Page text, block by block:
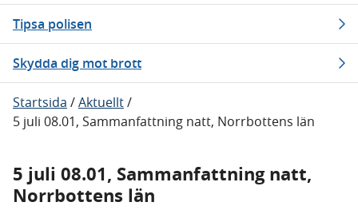
Tipsa polisen
Skydda dig mot brott
Startsida /Aktuellt/
5 juli 08.01, Sammanfattning natt, Norrbottens län
5 juli 08.01, Sammanfattning natt,
Norrbottens län